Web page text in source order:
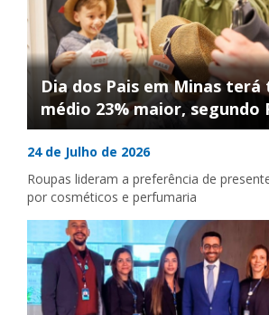
Dia dos Pais em Minas
médio 23% maior, segundo
24 de Julho de 2026
Roupas lideram a preferência de
por cosméticos e perfumaria